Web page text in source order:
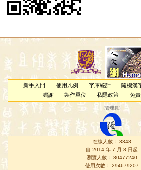
新手入門 使用凡例 字庫統計 隨機漢
鳴謝
製作單位 私隱政策 免責
（管理員 ）
在線人數： 3348
自 2014 年 7 月 8 日起
瀏覽人數： 80477240
使用次數： 294679207